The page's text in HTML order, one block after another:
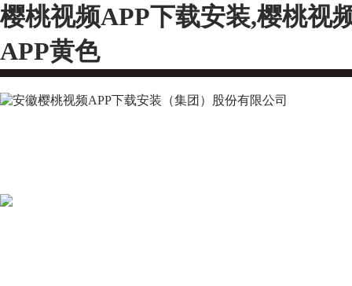
樱桃视频APP下载安装,樱桃视
APP黄色